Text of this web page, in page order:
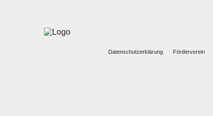
Förderverein
Datenschutzerklärung